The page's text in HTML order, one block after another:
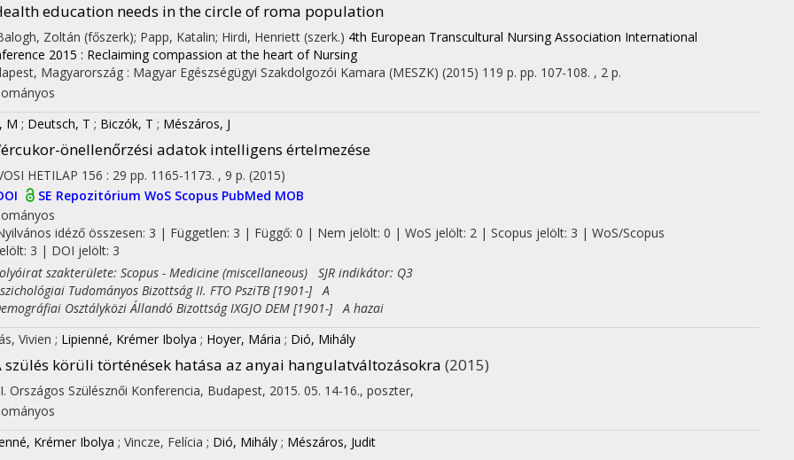
education needs in the circle of roma population
Zoltán (főszerk); Papp, Katalin; Hirdi, Henriett (szerk.) 4th European Transcultural Nursing Association International
2015 : Reclaiming compassion at the heart of Nursing
Magyarország : Magyar Egészségügyi Szakdolgozói Kamara (MESZK) (2015) 119 p. pp. 107-108. , 2 p.
M ; Deutsch, T ; Biczók, T ; Mészáros, J
önellenőrzési adatok intelligens értelmezése
HETILAP 156 : 29 pp. 1165-1173. , 9 p. (2015)
SE Repozitórium WoS Scopus PubMed MOB
idéző összesen: 3 | Független: 3 | Függő: 0 | Nem jelölt: 0 | WoS jelölt: 2 | Scopus jelölt: 3 | WoS/Scopus
3 | DOI jelölt: 3
szakterülete: Scopus - Medicine (miscellaneous) SJR indikátor: Q3
Tudományos Bizottság II. FTO PsziTB [1901-] A
Osztályközi Állandó Bizottság IXGJO DEM [1901-] A hazai
Vivien ; Lipienné, Krémer Ibolya ; Hoyer, Mária ; Dió, Mihály
szülés körüli történések hatása az anyai hangulatváltozásokra (2015)
Országos Szülésznői Konferencia, Budapest, 2015. 05. 14-16., poszter,
Krémer Ibolya ; Vincze, Felícia ; Dió, Mihály ; Mészáros, Judit